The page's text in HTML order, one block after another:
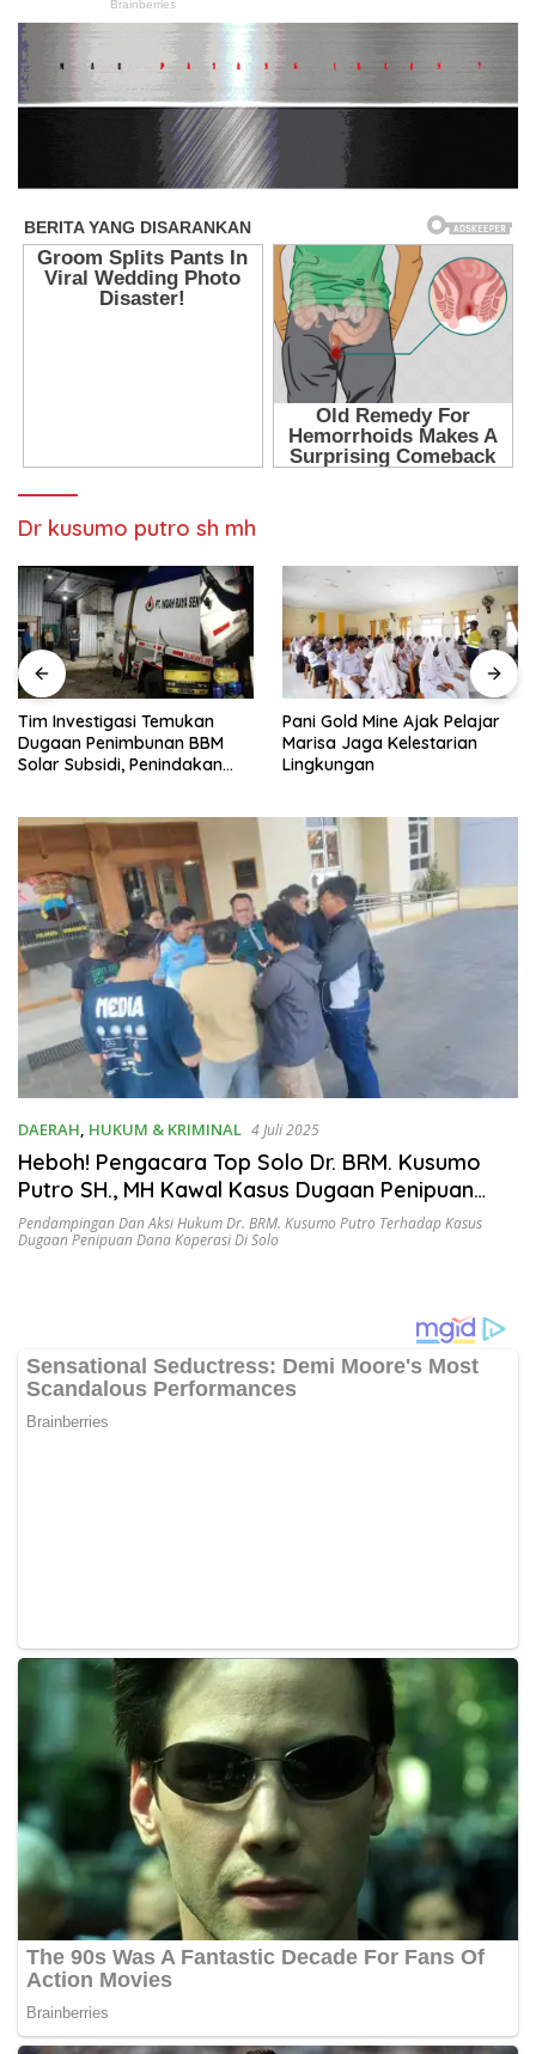
Dr kusumo putro sh mh
Tim Investigasi Temukan
Dugaan Penimbunan BBM
Solar Subsidi, Penindakan
Pani Gold Mine Ajak Pelajar
Marisa Jaga Kelestarian
Lingkungan
DAERAH, HUKUM & KRIMINAL 4 Juli 2025
Heboh! Pengacara Top Solo Dr. BRM. Kusumo
Putro SH., MH Kawal Kasus Dugaan Penipuan
Dana Koperasi
Pendampingan Dan Aksi Hukum Dr. BRM. Kusumo Putro Terhadap Kasus
Dugaan Penipuan Dana Koperasi Di Solo